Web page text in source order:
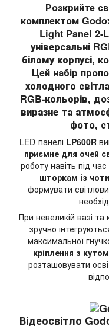
Розкрийте
комплектом
Light Panel 2-
універсальні
білому корпусі,
Цей набір
холодного світла
RGB-кольорів,
виразне та
фото,
LED-панелі LP600R
приємне для очей
роботу навіть під
шторкам із
формувати
При невеликій вазі
зручно
максимальної
кріплення з
розташовувати
Відеосвітло